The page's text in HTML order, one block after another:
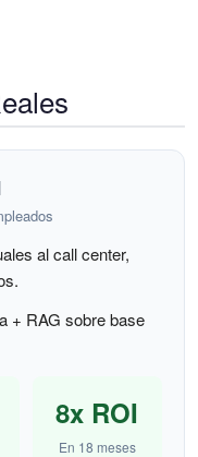
al call center,
+ RAG sobre base
8x ROI
En 18 meses